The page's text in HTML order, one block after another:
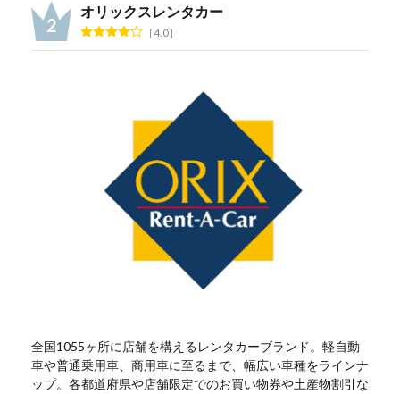
オリックスレンタカー
4.0
全国1055ヶ所に店舗を構えるレンタカーブランド。軽自動
車や普通乗用車、商用車に至るまで、幅広い車種をラインナ
ップ。各都道府県や店舗限定でのお買い物券や土産物割引な